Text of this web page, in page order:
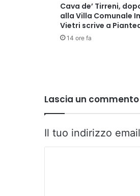
Cava de’ Tirreni,
alla Villa Comunale
Vietri scrive a
14 ore fa
Lascia un commento
Il tuo indirizzo